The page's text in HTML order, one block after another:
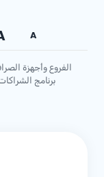
A
الفروع وأجهزة
برنامج